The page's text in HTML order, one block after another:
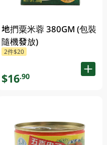
地捫粟米蓉 380GM (包裝
隨機發放)
2件$20
$16.90